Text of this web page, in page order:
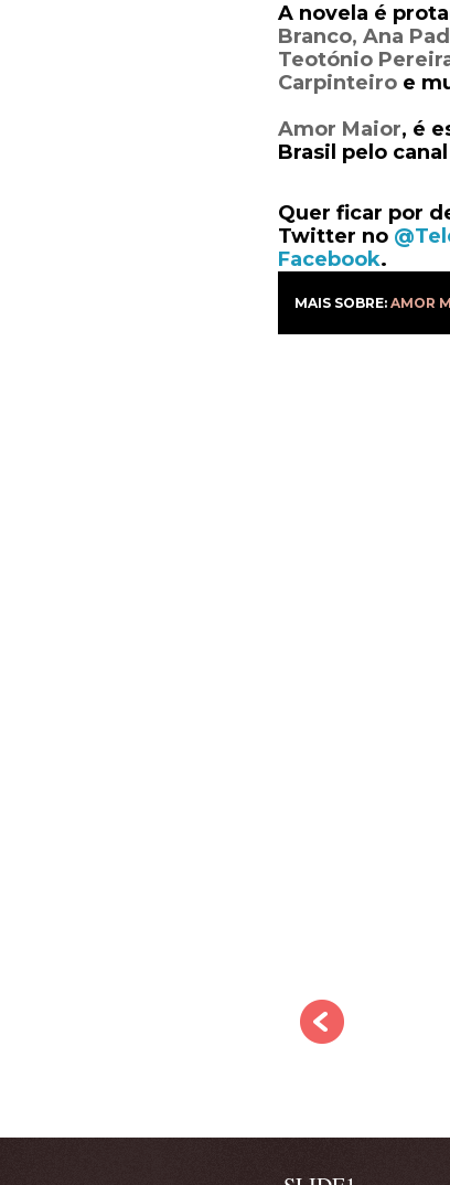
A novela é
Branco, Ana
Teotónio
Carpinteiro e
Amor Maior, é
Brasil pelo canal
Quer ficar por
Twitter no
Facebook.
MAIS SOBRE: AMOR